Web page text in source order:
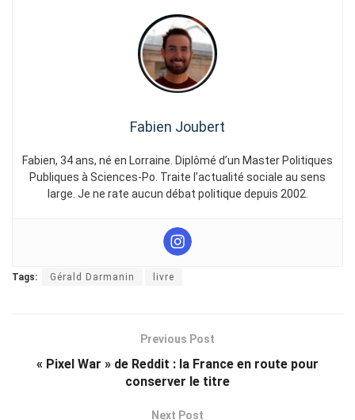
Fabien Joubert
Fabien, 34 ans, né en Lorraine. Diplômé d’un Master Politiques
Publiques à Sciences-Po. Traite l’actualité sociale au sens
large. Je ne rate aucun débat politique depuis 2002.
Tags: Gérald Darmanin livre
Previous Post
« Pixel War » de Reddit : la France en route pour
conserver le titre
Next Post